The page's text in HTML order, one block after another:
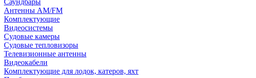
Саундбары
Антенны AM/FM
Комплектующие
Видеосистемы
Судовые камеры
Cудовые тепловизоры
Телевизионные антенны
Видеокабели
Комплектующие для лодок, катеров, яхт